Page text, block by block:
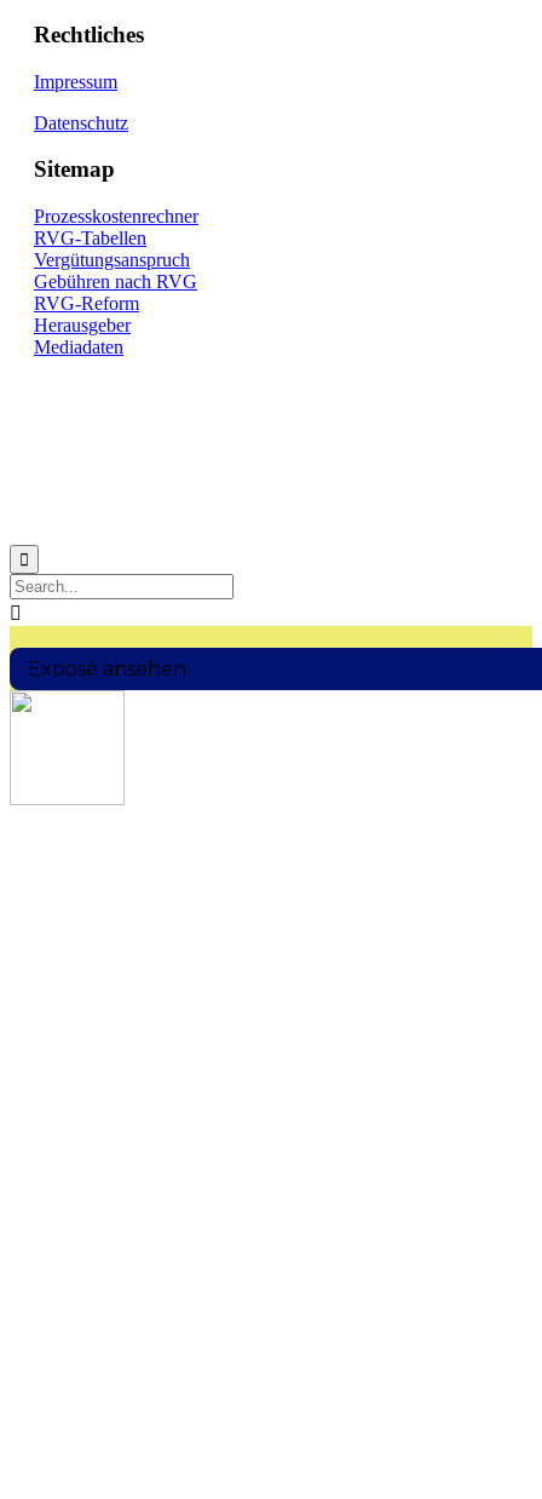
Rechtliches
Impressum
Datenschutz
Sitemap
Prozesskostenrechner
RVG-Tabellen
Vergütungsanspruch
Gebühren nach RVG
RVG-Reform
Herausgeber
Mediadaten


Exposé ansehen